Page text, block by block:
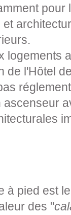
pour
logements
de l'Hôtel
à pied est
des "